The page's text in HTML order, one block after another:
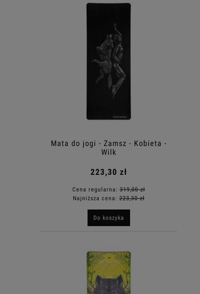
Mata do jogi - Zamsz - Kobieta -
Wilk
223,30 zł
Cena regularna:319,00 zł
Najniższa cena:223,30 zł
Do koszyka